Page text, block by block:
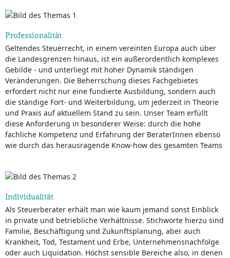
Professionalität
Geltendes Steuerrecht, in einem vereinten Europa auch über
die Landesgrenzen hinaus, ist ein außerordentlich komplexes
Gebilde - und unterliegt mit hoher Dynamik ständigen
Veränderungen. Die Beherrschung dieses Fachgebietes
erfordert nicht nur eine fundierte Ausbildung, sondern auch
die ständige Fort- und Weiterbildung, um jederzeit in Theorie
und Praxis auf aktuellem Stand zu sein. Unser Team erfüllt
diese Anforderung in besonderer Weise: durch die hohe
fachliche Kompetenz und Erfahrung der BeraterInnen ebenso
wie durch das herausragende Know-how des gesamten Teams
Individualität
Als Steuerberater erhält man wie kaum jemand sonst Einblick
in private und betriebliche Verhältnisse. Stichworte hierzu sind
Familie, Beschäftigung und Zukunftsplanung, aber auch
Krankheit, Tod, Testament und Erbe, Unternehmensnachfolge
oder auch Liquidation. Höchst sensible Bereiche also, in denen